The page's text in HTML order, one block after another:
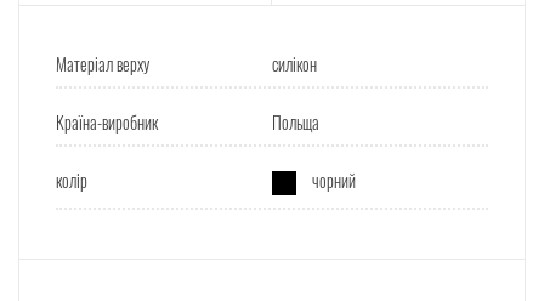
Матеріал верху силікон
Країна-виробник Польща
колір чорний